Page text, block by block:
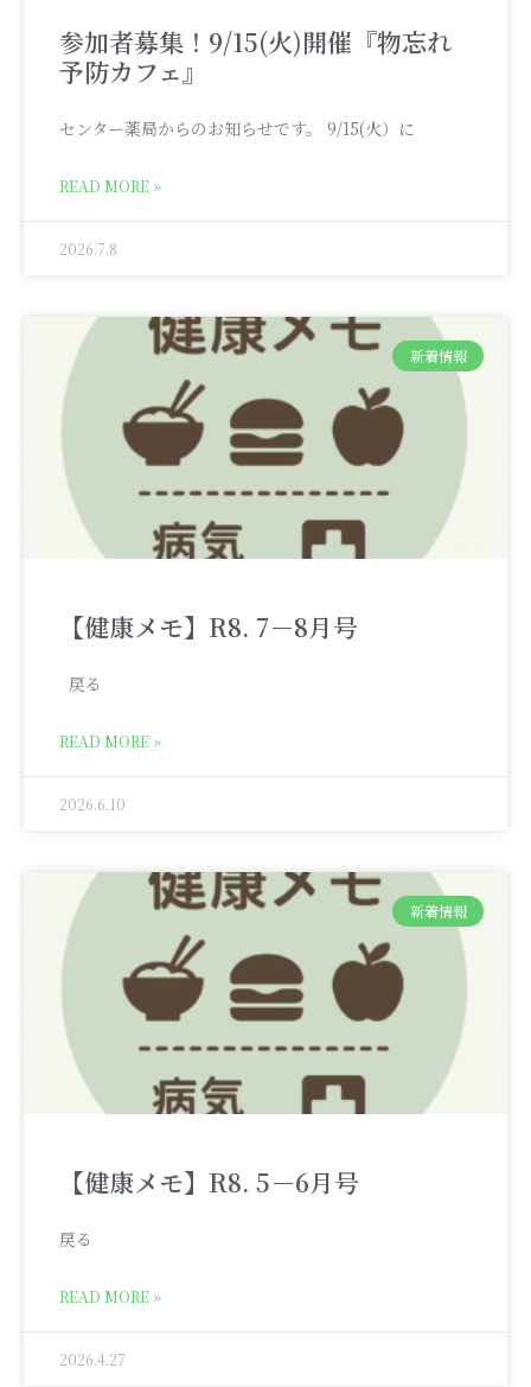
参加者募集！9/15(火)開催『物忘れ
予防カフェ』
センター薬局からのお知らせです。 9/15(火）に
READ MORE »
2026.7.8
新着情報
【健康メモ】R8. 7－8月号
戻る
READ MORE »
2026.6.10
新着情報
【健康メモ】R8. 5－6月号
戻る
READ MORE »
2026.4.27